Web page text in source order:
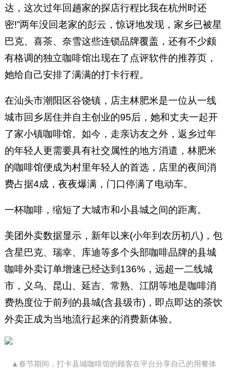
达，这次过年回趟家的探店行程比我在杭州时还
密!”两年没回老家的彭云，惊讶地发现，家乡已被星
巴克、喜茶、奈雪这些连锁品牌覆盖，还有不少颇
有格调的独立咖啡馆出现在了点评软件的推荐页，
她给自己安排了满满的打卡行程。
在汕头市潮阳区谷饶镇，店主林肥米是一位从一线
城市回乡居住并自主创业的95后，她和丈夫一起开
了家小镇咖啡馆。如今，走亲访友之外，返乡过年
的年轻人更需要具有社交属性的地方消遣，林肥米
的咖啡馆便成为村里年轻人的首选，店里的夜间消
费占据4成，夜夜爆满，门口停满了电动车。
一杯咖啡，缩短了大城市和小县城之间的距离。
美团外卖数据显示，新年以来(小年到农历初八)，包
含星巴克、瑞幸、库迪等多个头部咖啡品牌的县城
咖啡外卖订单增速已经达到136%，远超一二线城
市，义乌、昆山、延吉、常熟、江阴等地是咖啡消
费热度位于前列的县城(含县级市)，即点即达的茶饮
外卖正成为当地流行起来的消费新体验。
▲春节期间，打卡县城咖啡馆的顾客在平台分享自己的用餐体